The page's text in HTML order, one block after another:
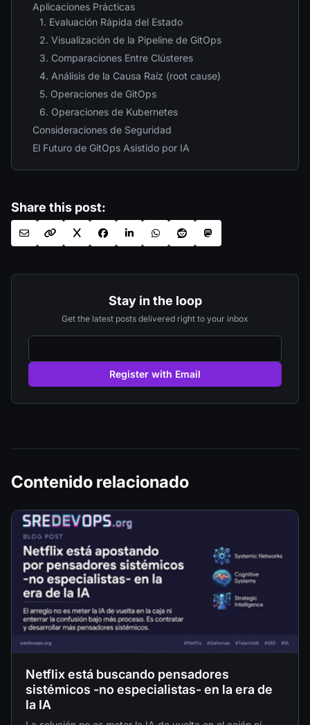
Aplicaciones Prácticas
1. Evaluación Rápida del Estado
2. Visualización de la Pipeline de GitOps
3. Comparaciones Entre Clústeres
4. Análisis de la Causa Raíz (root cause)
5. Operaciones de GitOps
6. Operaciones de Kubernetes
Consideraciones de Seguridad
El Futuro de GitOps Asistido por IA
Share this post:
Stay in the loop
Get the latest posts delivered right to your inbox
Register with Email
Contenido relacionado
Netflix está buscando pensadores
sistémicos -no especialistas- en la era de
la IA